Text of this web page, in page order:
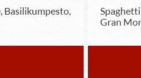
Basilikumpesto,
Gran